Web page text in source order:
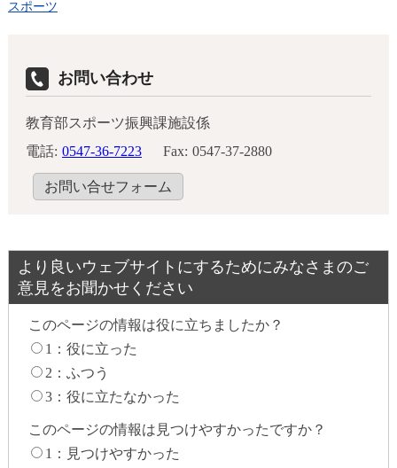
スポーツ
お問い合わせ
教育部スポーツ振興課施設係
電話: 0547-36-7223 Fax: 0547-37-2880
お問い合せフォーム
より良いウェブサイトにするためにみなさまのご
意見をお聞かせください
このページの情報は役に立ちましたか？
1：役に立った
2：ふつう
3：役に立たなかった
このページの情報は見つけやすかったですか？
1：見つけやすかった